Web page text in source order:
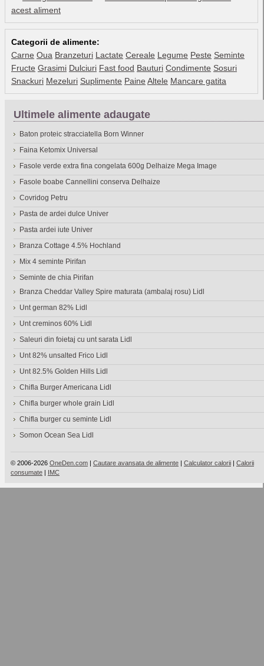
acest aliment
Categorii de alimente:
Carne Oua Branzeturi Lactate Cereale Legume Peste Seminte
Fructe Grasimi Dulciuri Fast food Bauturi Condimente Sosuri
Snackuri Mezeluri Suplimente Paine Altele Mancare gatita
Ultimele alimente adaugate
Baton proteic stracciatella Born Winner
Faina Ketomix Universal
Fasole verde extra fina congelata 600g Delhaize Mega Image
Fasole boabe Cannellini conserva Delhaize
Covridog Petru
Pasta de ardei dulce Univer
Pasta ardei iute Univer
Branza Cottage 4.5% Hochland
Mix 4 seminte Pirifan
Seminte de chia Pirifan
Branza Cheddar Valley Spire maturata (ambalaj rosu) Lidl
Unt german 82% Lidl
Unt creminos 60% Lidl
Saleuri din foietaj cu unt sarata Lidl
Unt 82% unsalted Frico Lidl
Unt 82.5% Golden Hills Lidl
Chifla Burger Americana Lidl
Chifla burger whole grain Lidl
Chifla burger cu seminte Lidl
Somon Ocean Sea Lidl
© 2006-2026 OneDen.com | Cautare avansata de alimente | Calculator calorii | Calorii
consumate | IMC